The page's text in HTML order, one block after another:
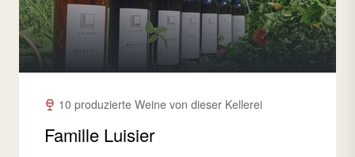
10 produzierte Weine von dieser Kellerei
Famille Luisier